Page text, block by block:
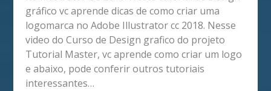
gráfico vc aprende dicas de como criar uma
logomarca no Adobe Illustrator cc 2018. Nesse
video do Curso de Design grafico do projeto
Tutorial Master, vc aprende como criar um logo
e abaixo, pode conferir outros tutoriais
interessantes…